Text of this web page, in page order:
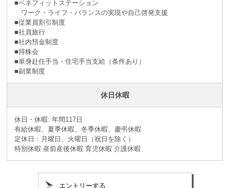
■ベネフィットステーション
ワーク・ライフ・バランスの実現や自己啓発支援
■従業員割引制度
■社員旅⾏
■社内預⾦制度
■持株会
■単身赴任手当・住宅手当支給（条件あり）
■副業制度
休日休暇
休日・休暇: 年間117日
有給休暇、夏季休暇、冬季休暇、慶弔休暇
定休日：月曜日、火曜日（祝日を除く）
特別休暇 産前産後休暇 育児休暇 介護休暇
エントリーする